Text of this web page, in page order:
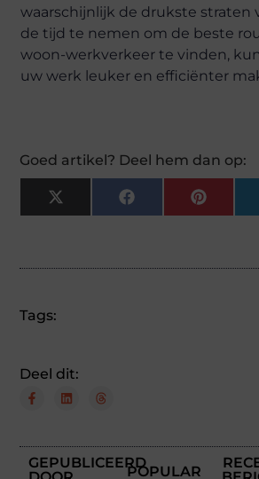
waarschijnlijk de drukste straten
de tijd te nemen om de beste
woon-werkverkeer te vinden,
uw werk leuker en efficiënter
Goed artikel? Deel hem dan op:
X
(Twitter)
Facebook
Tags:
Deel dit:
GEPUBLICEERD
POPULAR